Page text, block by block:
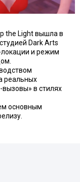
the Light вышла в
Dark Arts
и режим
реальных
в стилях
основным